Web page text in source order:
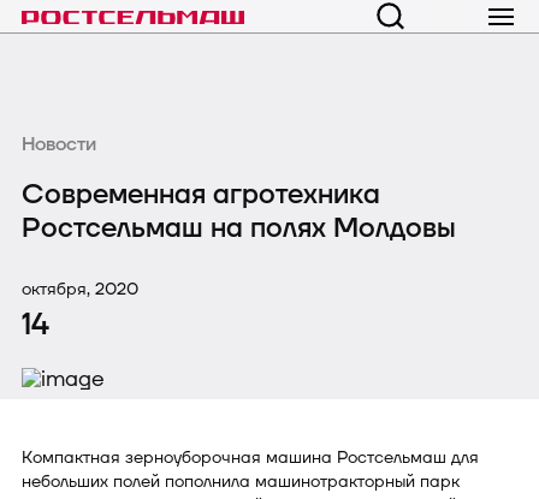
Новости
Современная агротехника
Ростсельмаш на полях Молдовы
октября, 2020
14
Компактная зерноуборочная машина Ростсельмаш для
небольших полей пополнила машинотракторный парк